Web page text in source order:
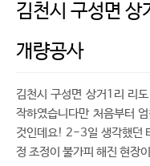
김천시 구성면
개량공사
김천시 구성면 상거1리 리
작하였습니다만 처음부터
것인데요! 2-3일 생각했던
정 조정이 불가피 해진 현장